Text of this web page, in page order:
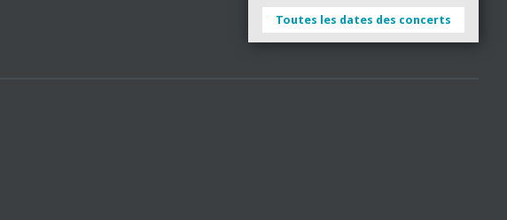
Toutes les dates des concerts